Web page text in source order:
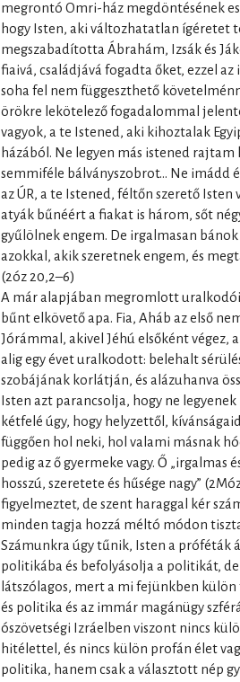
megrontó Omri-ház megdöntésének
hogy Isten, aki változhatatlan ígéretet
megszabadította Ábrahám, Izsák és
fiaivá, családjává fogadta őket, ezzel az
soha fel nem függeszthető
örökre lekötelező fogadalommal
vagyok, a te Istened, aki kihoztalak
házából. Ne legyen más istened
semmiféle bálványszobrot… Ne imádd
az ÚR, a te Istened, féltőn szerető
atyák bűnéért a fiakat is három, sőt
gyűlölnek engem. De irgalmasan
azokkal, akik szeretnek engem, és
(2óz 20,2–6)
A már alapjában megromlott uralkodói
bűnt elkövető apa. Fia, Aháb az első
Jórámmal, akivel Jéhú elsőként végez,
alig egy évet uralkodott: belehalt
szobájának korlátján, és alázuhanva
Isten azt parancsolja, hogy ne
kétfelé úgy, hogy helyzettől,
függően hol neki, hol valami másnak
pedig az ő gyermeke vagy. Ő „irgalmas
hosszú, szeretete és hűsége nagy”
figyelmeztet, de szent haraggal kér
minden tagja hozzá méltó módon
Számunkra úgy tűnik, Isten a próféták
politikába és befolyásolja a politikát, de
látszólagos, mert a mi fejünkben
és politika és az immár magánügy
ószövetségi Izráelben viszont nincs
hitélettel, és nincs külön profán élet
politika, hanem csak a választott nép